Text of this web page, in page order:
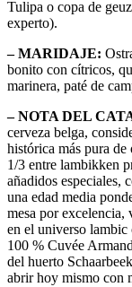
Tulipa o copa de
experto).
– MARIDAJE:
bonito con cítricos,
marinera, paté de
– NOTA DEL
cerveza belga,
histórica más pura
1/3 entre lambikken
añadidos especiales,
una edad media
mesa por excelencia,
en el universo lambic
100 % Cuvée
del huerto
abrir hoy mismo con